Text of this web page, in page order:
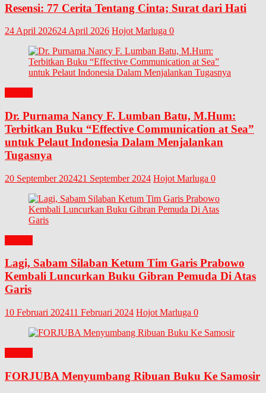
Resensi: 77 Cerita Tentang Cinta; Surat dari Hati
24 April 202624 April 2026 Hojot Marluga 0
Dr. Purnama Nancy F. Lumban Batu, M.Hum:
Terbitkan Buku “Effective Communication at Sea”
untuk Pelaut Indonesia Dalam Menjalankan
Tugasnya
20 September 202421 September 2024 Hojot Marluga 0
Lagi, Sabam Silaban Ketum Tim Garis Prabowo
Kembali Luncurkan Buku Gibran Pemuda Di Atas
Garis
10 Februari 202411 Februari 2024 Hojot Marluga 0
FORJUBA Menyumbang Ribuan Buku Ke Samosir